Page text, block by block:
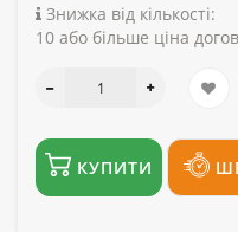
Знижка від кількості:
10 або більше ціна
КУПИТИ